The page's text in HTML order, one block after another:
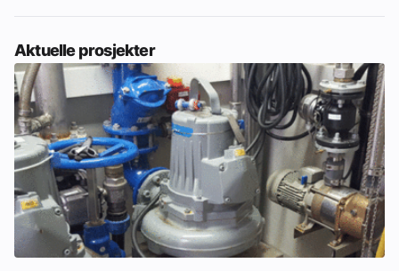
Aktuelle prosjekter